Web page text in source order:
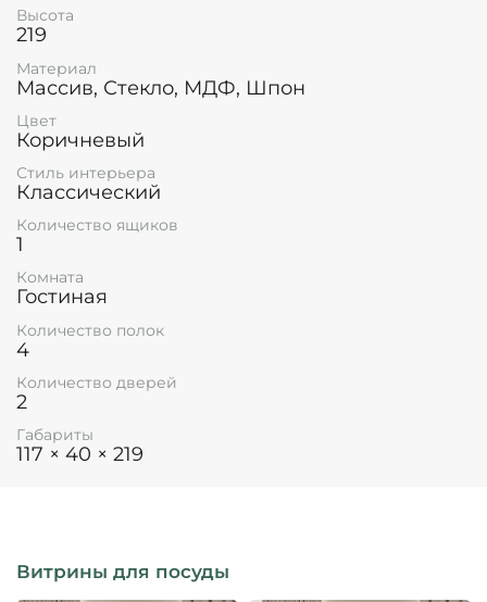
глубина 40 см, высота 219 см
Преимущества модели:
высокое качество и доступные цены
Классический дизайн
интерьера
Бесплатная доставка
Натуральные материалы
долговечность
Идеальное решение для:
Организации хранения бокалов и стаканов
Высота
219
Материал
Массив, Стекло, МДФ, Шпон
Цвет
Коричневый
Стиль интерьера
Классический
Количество ящиков
1
Комната
Гостиная
Количество полок
4
Количество дверей
2
Габариты
117 × 40 × 219
Витрины для посуды